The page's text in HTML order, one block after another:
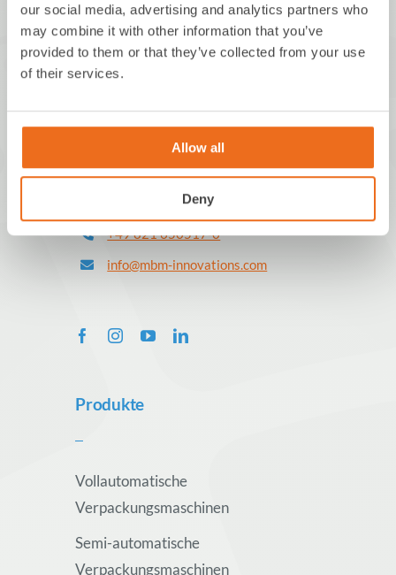
our social media, advertising and analytics partners who
may combine it with other information that you’ve
provided to them or that they’ve collected from your use
of their services.
Allow all
Deny
Walchstraße 5
86157 Augsburg
Deutschland
+49 821 650517-0
info@mbm-innovations.com
Produkte
Vollautomatische
Verpackungsmaschinen
Semi-automatische
Verpackungsmaschinen